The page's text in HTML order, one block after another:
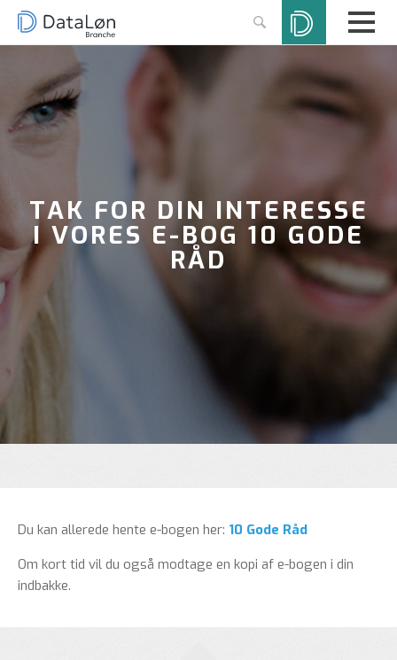
TAK FOR DIN INTERESSE
I VORES E-BOG 10 GODE
RÅD
Du kan allerede hente e-bogen her: 10 Gode Råd
Om kort tid vil du også modtage en kopi af e-bogen i din
indbakke.